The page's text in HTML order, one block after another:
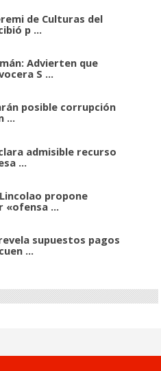
de Culturas del
p ...
Advierten que
S ...
posible corrupción
...
admisible recurso
...
propone
...
supuestos pagos
...